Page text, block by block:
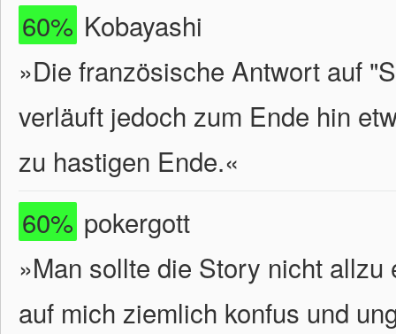
60% Kobayashi
»Die französische Antwort auf
verläuft jedoch zum Ende hin
zu hastigen Ende.«
60% pokergott
»Man sollte die Story nicht
auf mich ziemlich konfus und